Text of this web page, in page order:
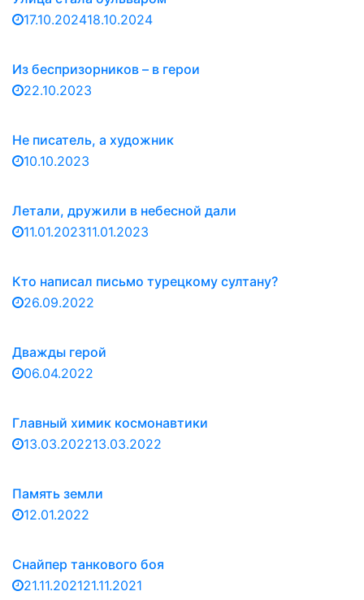
17.10.202418.10.2024
Из беспризорников – в герои
22.10.2023
Не писатель, а художник
10.10.2023
Летали, дружили в небесной дали
11.01.202311.01.2023
Кто написал письмо турецкому султану?
26.09.2022
Дважды герой
06.04.2022
Главный химик космонавтики
13.03.202213.03.2022
Память земли
12.01.2022
Снайпер танкового боя
21.11.202121.11.2021